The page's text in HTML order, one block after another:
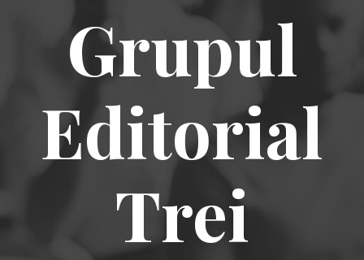
Grupul
Editorial
Trei